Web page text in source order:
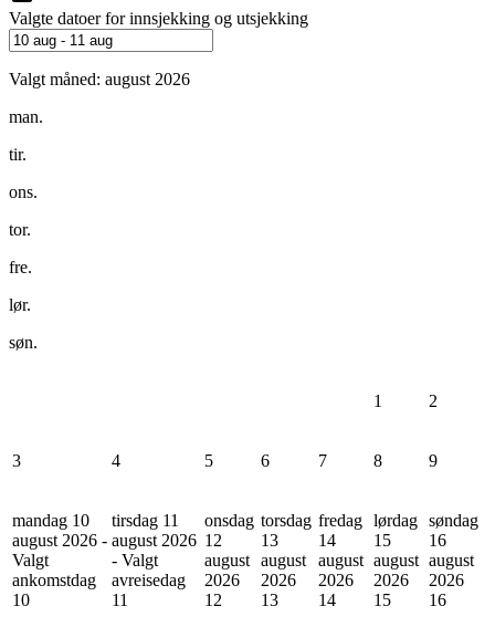
Valgte datoer for innsjekking og utsjekking
Valgt måned: august 2026
man.
tir.
ons.
tor.
fre.
lør.
søn.
1 2
3 4 5 6 7 8 9
mandag 10
august 2026 -
Valgt
ankomstdag
10
tirsdag 11
august 2026
- Valgt
avreisedag
11
onsdag
12
august
2026
12
torsdag
13
august
2026
13
fredag
14
august
2026
14
lørdag
15
august
2026
15
søndag
16
august
2026
16